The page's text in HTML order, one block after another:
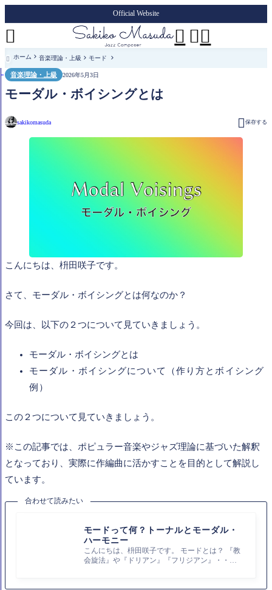
Official Website
 

 ホーム 音楽理論・上級 モード
音楽理論・上級 2026年5月3日
モーダル・ボイシングとは
sakikomasuda  保存する
こんにちは、枡田咲子です。
さて、モーダル・ボイシングとは何なのか？
今回は、以下の２つについて見ていきましょう。
モーダル・ボイシングとは
モーダル・ボイシングについて（作り方とボイシング
例）
この２つについて見ていきましょう。
※この記事では、ポピュラー音楽やジャズ理論に基づいた解釈
となっており、実際に作編曲に活かすことを目的として解説し
ています。
合わせて読みたい
モードって何？トーナルとモーダル・
ハーモニー
こんにちは、枡田咲子です。 モードとは？ 『教
会旋法』や『ドリアン』『フリジアン』・・・